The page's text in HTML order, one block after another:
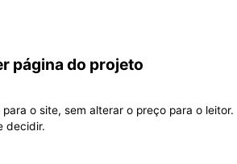
página do projeto
o site, sem alterar o preço para o leitor.
decidir.